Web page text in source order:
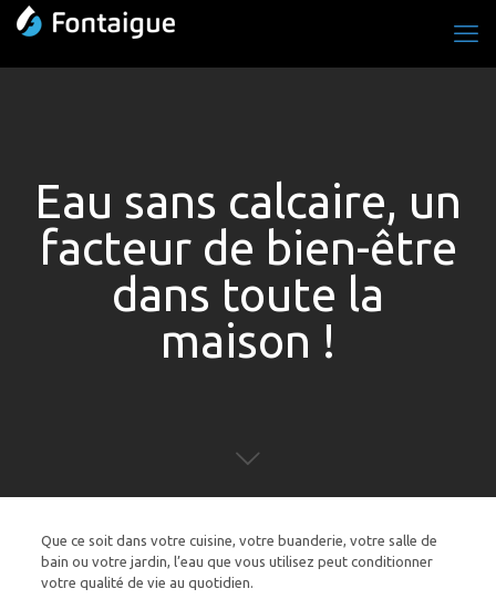
Eau sans calcaire, un
facteur de bien-être
dans toute la
maison !
Que ce soit dans votre cuisine, votre buanderie, votre salle de
bain ou votre jardin, l’eau que vous utilisez peut conditionner
votre qualité de vie au quotidien.